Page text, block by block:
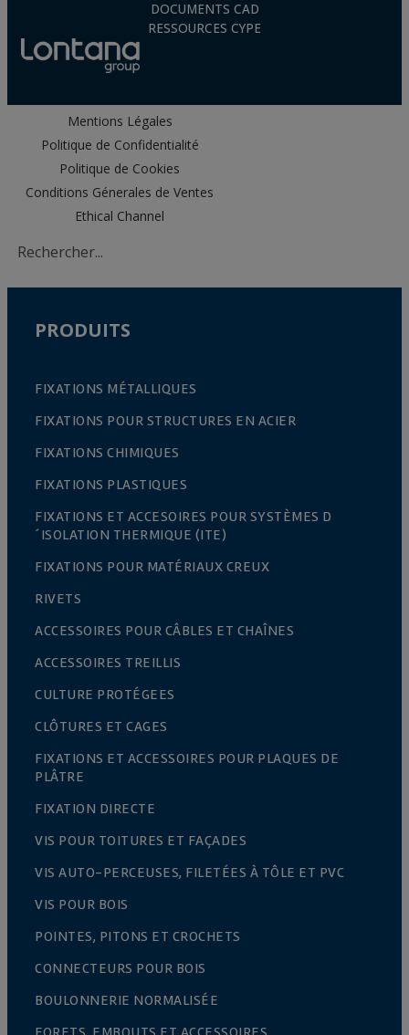
DOCUMENTS CAD
RESSOURCES CYPE
Mentions Légales
Politique de Confidentialité
Politique de Cookies
Conditions Génerales de Ventes
Ethical Channel
PRODUITS
FIXATIONS MÉTALLIQUES
FIXATIONS POUR STRUCTURES EN ACIER
FIXATIONS CHIMIQUES
FIXATIONS PLASTIQUES
FIXATIONS ET ACCESOIRES POUR SYSTÈMES D
´ISOLATION THERMIQUE (ITE)
FIXATIONS POUR MATÉRIAUX CREUX
RIVETS
ACCESSOIRES POUR CÂBLES ET CHAÎNES
ACCESSOIRES TREILLIS
CULTURE PROTÉGEES
CLÔTURES ET CAGES
FIXATIONS ET ACCESSOIRES POUR PLAQUES DE
PLÂTRE
FIXATION DIRECTE
VIS POUR TOITURES ET FAÇADES
VIS AUTO-PERCEUSES, FILETÉES À TÔLE ET PVC
VIS POUR BOIS
POINTES, PITONS ET CROCHETS
CONNECTEURS POUR BOIS
BOULONNERIE NORMALISÉE